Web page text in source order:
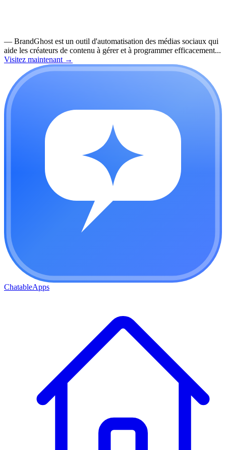
— BrandGhost est un outil d'automatisation des médias sociaux qui
aide les créateurs de contenu à gérer et à programmer efficacement...
Visitez maintenant →
ChatableApps